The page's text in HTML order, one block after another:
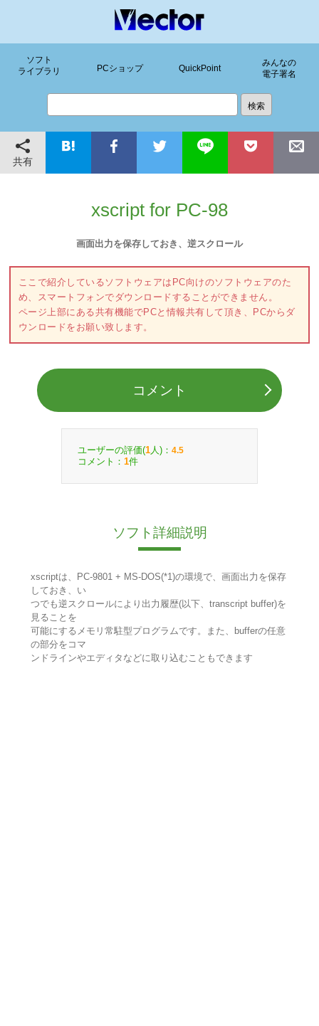
ソフト
ライブラリ
PCショップ QuickPoint
みんなの
電子署名
共有
xscript for PC-98
画面出力を保存しておき、逆スクロール
ここで紹介しているソフトウェアはPC向けのソフトウェアのた
め、スマートフォンでダウンロードすることができません。
ページ上部にある共有機能でPCと情報共有して頂き、PCからダ
ウンロードをお願い致します。
コメント
ユーザーの評価(1 人)： 4.5
コメント： 1件
ソフト詳細説明
xscriptは、PC-9801 + MS-DOS(*1)の環境で、画面出力を保存
しておき、い
つでも逆スクロールにより出力履歴(以下、transcript buffer)を
見ることを
可能にするメモリ常駐型プログラムです。また、bufferの任意
の部分をコマ
ンドラインやエディタなどに取り込むこともできます